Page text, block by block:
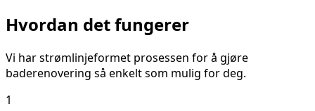
Hvordan det fungerer
Vi har strømlinjeformet prosessen for å gjøre
baderenovering så enkelt som mulig for deg.
1